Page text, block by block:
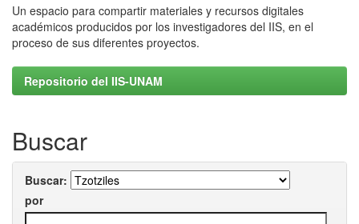
Un espacio para compartir materiales y recursos digitales
académicos producidos por los investigadores del IIS, en el
proceso de sus diferentes proyectos.
Repositorio del IIS-UNAM
Buscar
Buscar:
por